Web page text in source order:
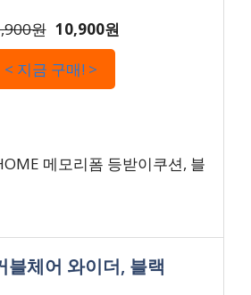
원 10,900원
< 지금 구매! >
메모리폼 등받이쿠션, 블
블체어 와이더, 블랙